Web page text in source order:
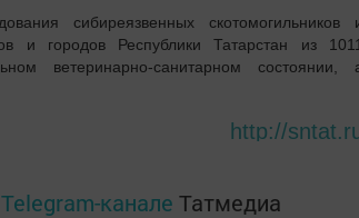
сибиреязвенных скотомогильников
и городов Республики Татарстан из
ветеринарно-санитарном состоянии,
http://
Telegram-канале Татмедиа